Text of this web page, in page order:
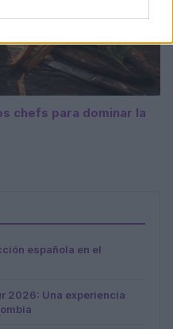
chefs para dominar la
española en el
2026: Una experiencia